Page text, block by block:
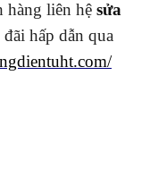
hàng liên hệ sửa
hấp dẫn qua